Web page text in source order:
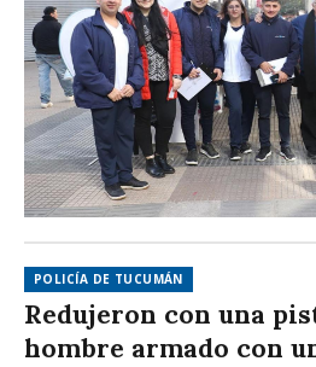
POLICÍA DE TUCUMÁN
Redujeron con una
hombre armado con